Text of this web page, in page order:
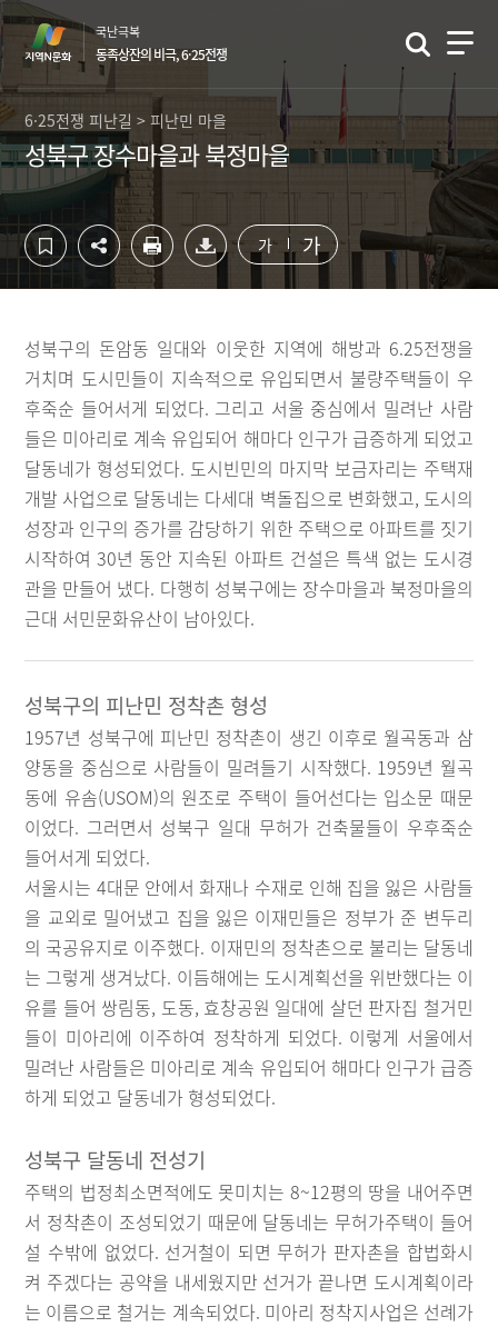
컨
텐
츠
영
역
바
로
가
기
하
단
영
역
바
로
가
기
국난극복
동족상잔의 비극, 6·25전쟁
6·25전쟁 피난길 > 피난민 마을
성북구 장수마을과 북정마을
가 가
성북구의 돈암동 일대와 이웃한 지역에 해방과 6.25전쟁을
거치며 도시민들이 지속적으로 유입되면서 불량주택들이 우
후죽순 들어서게 되었다. 그리고 서울 중심에서 밀려난 사람
들은 미아리로 계속 유입되어 해마다 인구가 급증하게 되었고
달동네가 형성되었다. 도시빈민의 마지막 보금자리는 주택재
개발 사업으로 달동네는 다세대 벽돌집으로 변화했고, 도시의
성장과 인구의 증가를 감당하기 위한 주택으로 아파트를 짓기
시작하여 30년 동안 지속된 아파트 건설은 특색 없는 도시경
관을 만들어 냈다. 다행히 성북구에는 장수마을과 북정마을의
근대 서민문화유산이 남아있다.
성북구의 피난민 정착촌 형성
1957년 성북구에 피난민 정착촌이 생긴 이후로 월곡동과 삼
양동을 중심으로 사람들이 밀려들기 시작했다. 1959년 월곡
동에 유솜(USOM)의 원조로 주택이 들어선다는 입소문 때문
이었다. 그러면서 성북구 일대 무허가 건축물들이 우후죽순
들어서게 되었다.
서울시는 4대문 안에서 화재나 수재로 인해 집을 잃은 사람들
을 교외로 밀어냈고 집을 잃은 이재민들은 정부가 준 변두리
의 국공유지로 이주했다. 이재민의 정착촌으로 불리는 달동네
는 그렇게 생겨났다. 이듬해에는 도시계획선을 위반했다는 이
유를 들어 쌍림동, 도동, 효창공원 일대에 살던 판자집 철거민
들이 미아리에 이주하여 정착하게 되었다. 이렇게 서울에서
밀려난 사람들은 미아리로 계속 유입되어 해마다 인구가 급증
하게 되었고 달동네가 형성되었다.
성북구 달동네 전성기
주택의 법정최소면적에도 못미치는 8~12평의 땅을 내어주면
서 정착촌이 조성되었기 때문에 달동네는 무허가주택이 들어
설 수밖에 없었다. 선거철이 되면 무허가 판자촌을 합법화시
켜 주겠다는 공약을 내세웠지만 선거가 끝나면 도시계획이라
는 이름으로 철거는 계속되었다. 미아리 정착지사업은 선례가